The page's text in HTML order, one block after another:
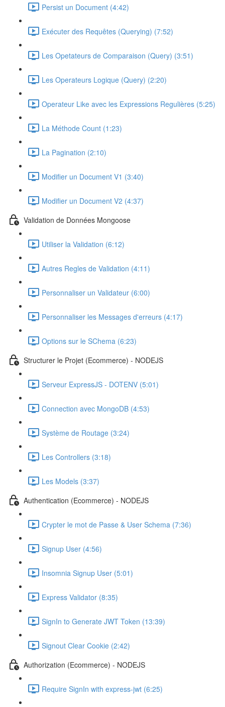
Persist un Document (4:42)
Exécuter des Requêtes (Querying) (7:52)
Les Opetateurs de Comparaison (Query) (3:51)
Les Operateurs Logique (Query) (2:20)
Operateur Like avec les Expressions Regulières (5:25)
La Méthode Count (1:23)
La Pagination (2:10)
Modifier un Document V1 (3:40)
Modifier un Document V2 (4:37)
Validation de Données Mongoose
Utiliser la Validation (6:12)
Autres Regles de Validation (4:11)
Personnaliser un Validateur (6:00)
Personnaliser les Messages d'erreurs (4:17)
Options sur le SChema (6:23)
Structurer le Projet (Ecommerce) - NODEJS
Serveur ExpressJS - DOTENV (5:01)
Connection avec MongoDB (4:53)
Système de Routage (3:24)
Les Controllers (3:18)
Les Models (3:37)
Authentication (Ecommerce) - NODEJS
Crypter le mot de Passe & User Schema (7:36)
Signup User (4:56)
Insomnia Signup User (5:01)
Express Validator (8:35)
SignIn to Generate JWT Token (13:39)
Signout Clear Cookie (2:42)
Authorization (Ecommerce) - NODEJS
Require SignIn with express-jwt (6:25)